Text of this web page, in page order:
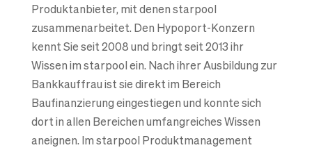
Produktanbieter, mit denen starpool
zusammenarbeitet. Den Hypoport-Konzern
kennt Sie seit 2008 und bringt seit 2013 ihr
Wissen im starpool ein. Nach ihrer Ausbildung zur
Bankkauffrau ist sie direkt im Bereich
Baufinanzierung eingestiegen und konnte sich
dort in allen Bereichen umfangreiches Wissen
aneignen. Im starpool Produktmanagement